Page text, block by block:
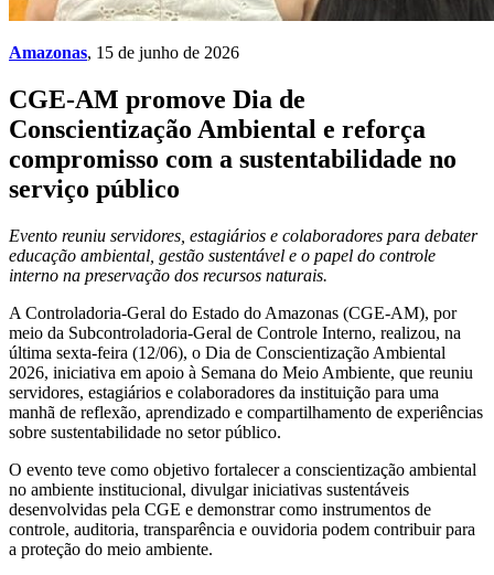
Amazonas, 15 de junho de 2026
CGE-AM promove Dia de
Conscientização Ambiental e reforça
compromisso com a sustentabilidade no
serviço público
Evento reuniu servidores, estagiários e colaboradores para debater
educação ambiental, gestão sustentável e o papel do controle
interno na preservação dos recursos naturais.
A Controladoria-Geral do Estado do Amazonas (CGE-AM), por
meio da Subcontroladoria-Geral de Controle Interno, realizou, na
última sexta-feira (12/06), o Dia de Conscientização Ambiental
2026, iniciativa em apoio à Semana do Meio Ambiente, que reuniu
servidores, estagiários e colaboradores da instituição para uma
manhã de reflexão, aprendizado e compartilhamento de experiências
sobre sustentabilidade no setor público.
O evento teve como objetivo fortalecer a conscientização ambiental
no ambiente institucional, divulgar iniciativas sustentáveis
desenvolvidas pela CGE e demonstrar como instrumentos de
controle, auditoria, transparência e ouvidoria podem contribuir para
a proteção do meio ambiente.